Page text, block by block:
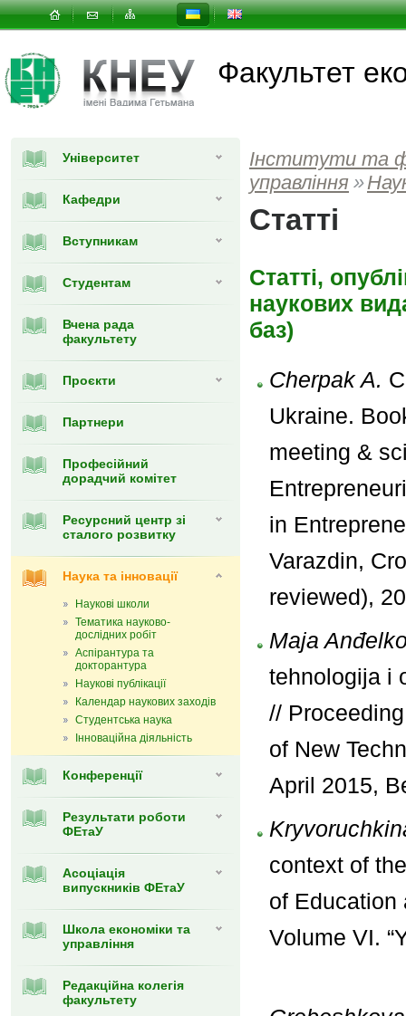
Факультет
Університет
Кафедри
Вступникам
Студентам
Вчена рада
факультету
Проєкти
Партнери
Професійний
дорадчий комітет
Ресурсний центр зі
сталого розвитку
Наука та інновації
Наукові школи
Тематика науково-
дослідних робіт
Аспірантура та
докторантура
Наукові публікації
Календар наукових заходів
Студентська наука
Інноваційна діяльність
Конференції
Результати роботи
ФЕтаУ
Асоціація
випускників ФЕтаУ
Школа економіки та
управління
Редакційна колегія
факультету
Інститути та
управлiння »
Статті
Статті,
наукових
баз)
Cherpak A.
Ukraine.
meeting &
in
Varazdin,
reviewed),
Maja
tehnologija i
//
of New
April 2015,
context of
of Education
Volume VI.